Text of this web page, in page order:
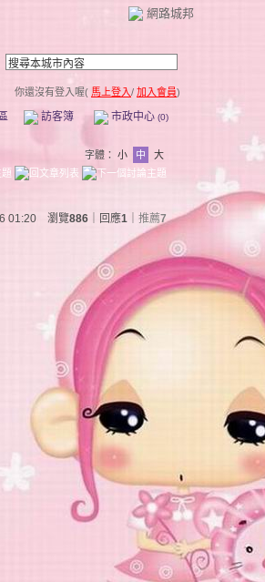
網路城邦
你還沒有登入喔( 馬上登入/ 加入會員)
訪客簿 市政中心 (0)
字體： 小 中
大
01:20 瀏覽886 ｜回應1 推薦7